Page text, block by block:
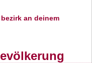
an deinem